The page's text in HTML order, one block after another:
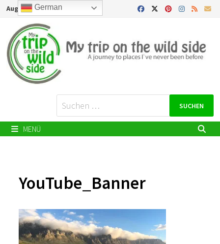
Zurück
Inhalt
August 8, 2026
Suchen
nach:
MENÜ
YouTube_Banner
German